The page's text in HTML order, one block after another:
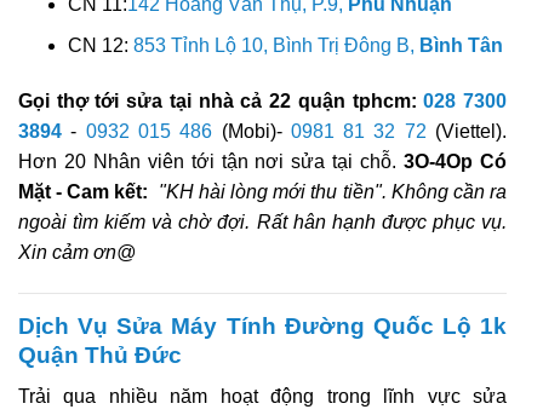
CN 12: 853 Tỉnh Lộ 10, Bình Trị Đông B, Bình Tân
Gọi thợ tới sửa tại nhà cả 22 quận tphcm:028 7300
3894- 0932 015 486 (Mobi)- 0981 81 32 72 (Viettel).
Hơn 20 Nhân viên tới tận nơi sửa tại chỗ.3O-4Op Có
Mặt - Cam kết:
"KH hài lòng mới thu tiền". Không cần ra
ngoài tìm kiếm và chờ đợi. Rất hân hạnh được phục vụ.
Xin cảm ơn@
Dịch Vụ Sửa Máy Tính Đường Quốc Lộ 1k
Quận Thủ Đức
Trải qua nhiều năm hoạt động trong lĩnh vực sửa